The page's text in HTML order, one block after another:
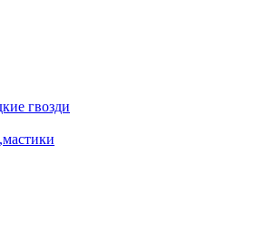
гвозди